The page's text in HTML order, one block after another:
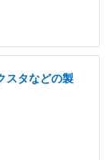
スタなどの製